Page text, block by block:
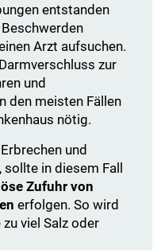
entstanden
Arzt aufsuchen.
zur
und
den meisten Fällen
nötig.
und
sollte in diesem Fall
Zufuhr von
erfolgen. So wird
viel Salz oder